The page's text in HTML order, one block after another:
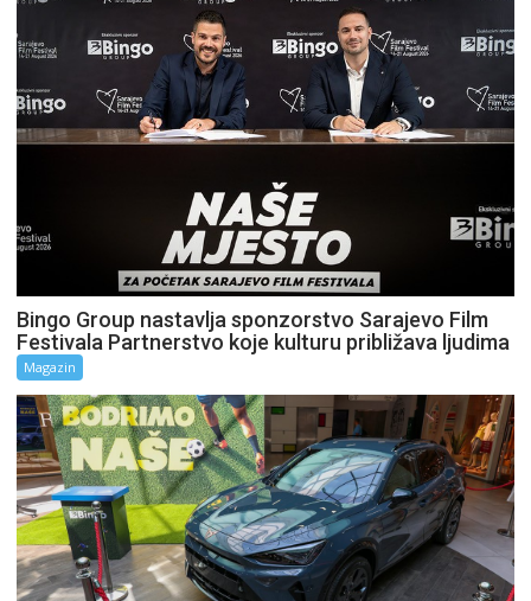
Bingo Group nastavlja sponzorstvo Sarajevo Film
Festivala Partnerstvo koje kulturu približava ljudima
Magazin